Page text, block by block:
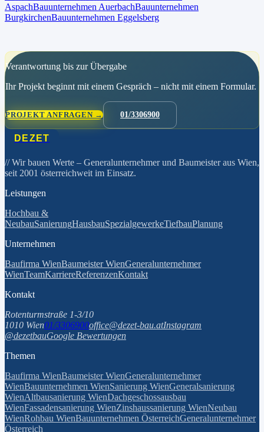
AspachBauunternehmen AuerbachBauunternehmen
BurgkirchenBauunternehmen Eggelsberg
Verantwortung bis zur Übergabe
Ihr Projekt beginnt mit einem Gespräch – nicht mit einem Formular.
PROJEKT ANFRAGEN → 01/3306900
DEZET
// Wir bauen Werte – Generalunternehmer und Baumeister aus Wien,
seit 2001 österreichweit im Einsatz.
Leistungen
Hochbau &
NeubauSanierungHausbauSpezialgewerkeTiefbauPlanung
Unternehmen
Baufirma WienBaumeister WienGeneralunternehmer
WienTeamKarriereReferenzenKontakt
Kontakt
Rotenturmstraße 1-3/10
1010 Wien01/3306900office@dezet-bau.atInstagram
@dezetbauGoogle Bewertungen
Themen
Baufirma WienBaumeister WienGeneralunternehmer
WienBauunternehmen WienSanierung WienGeneralsanierung
WienAltbausanierung WienDachgeschossausbau
WienFassadensanierung WienZinshaussanierung WienNeubau
WienRohbau WienBauunternehmen ÖsterreichGeneralunternehmer
Österreich